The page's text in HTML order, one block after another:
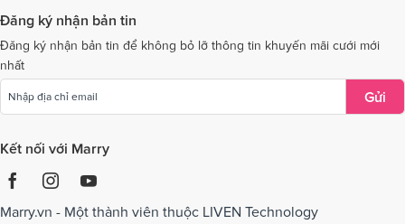
Dịch vụ cưới tại Bà Rịa - Vũng TàuDịch vụ cưới tại Bắc Giang
Dịch vụ cưới tại Bắc Kạn
Đăng ký nhận bản tin
Đăng ký nhận bản tin để không bỏ lỡ thông tin khuyến mãi cưới mới
nhất
Gửi
Kết nối với Marry
Marry.vn - Một thành viên thuộc LIVEN Technology